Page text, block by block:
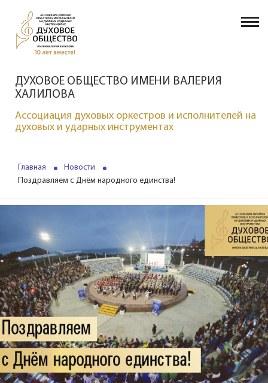
ДУХОВОЕ ОБЩЕСТВО ИМЕНИ ВАЛЕРИЯ
ХАЛИЛОВА
Ассоциация духовых оркестров и исполнителей на
духовых и ударных инструментах
Главная
Новости
Поздравляем с Днём народного единства!